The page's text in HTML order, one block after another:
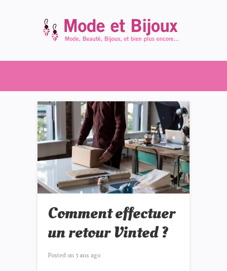
Comment effectuer
un retour Vinted ?
Posted on 3 ans ago